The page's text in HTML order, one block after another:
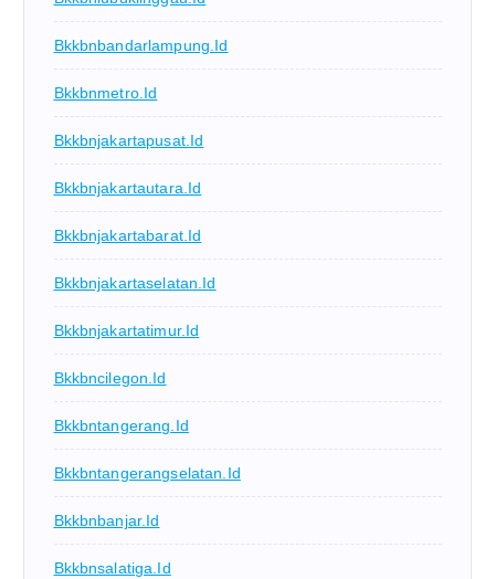
Bkkbnbandarlampung.id
Bkkbnmetro.id
Bkkbnjakartapusat.id
Bkkbnjakartautara.id
Bkkbnjakartabarat.id
Bkkbnjakartaselatan.id
Bkkbnjakartatimur.id
Bkkbncilegon.id
Bkkbntangerang.id
Bkkbntangerangselatan.id
Bkkbnbanjar.id
Bkkbnsalatiga.id